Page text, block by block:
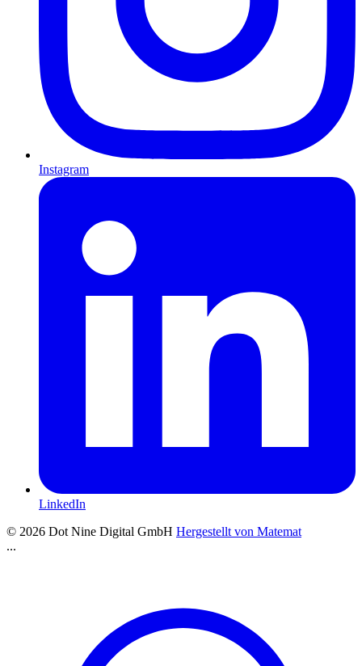
Instagram
LinkedIn
© 2026 Dot Nine Digital GmbH Hergestellt von Matemat
...